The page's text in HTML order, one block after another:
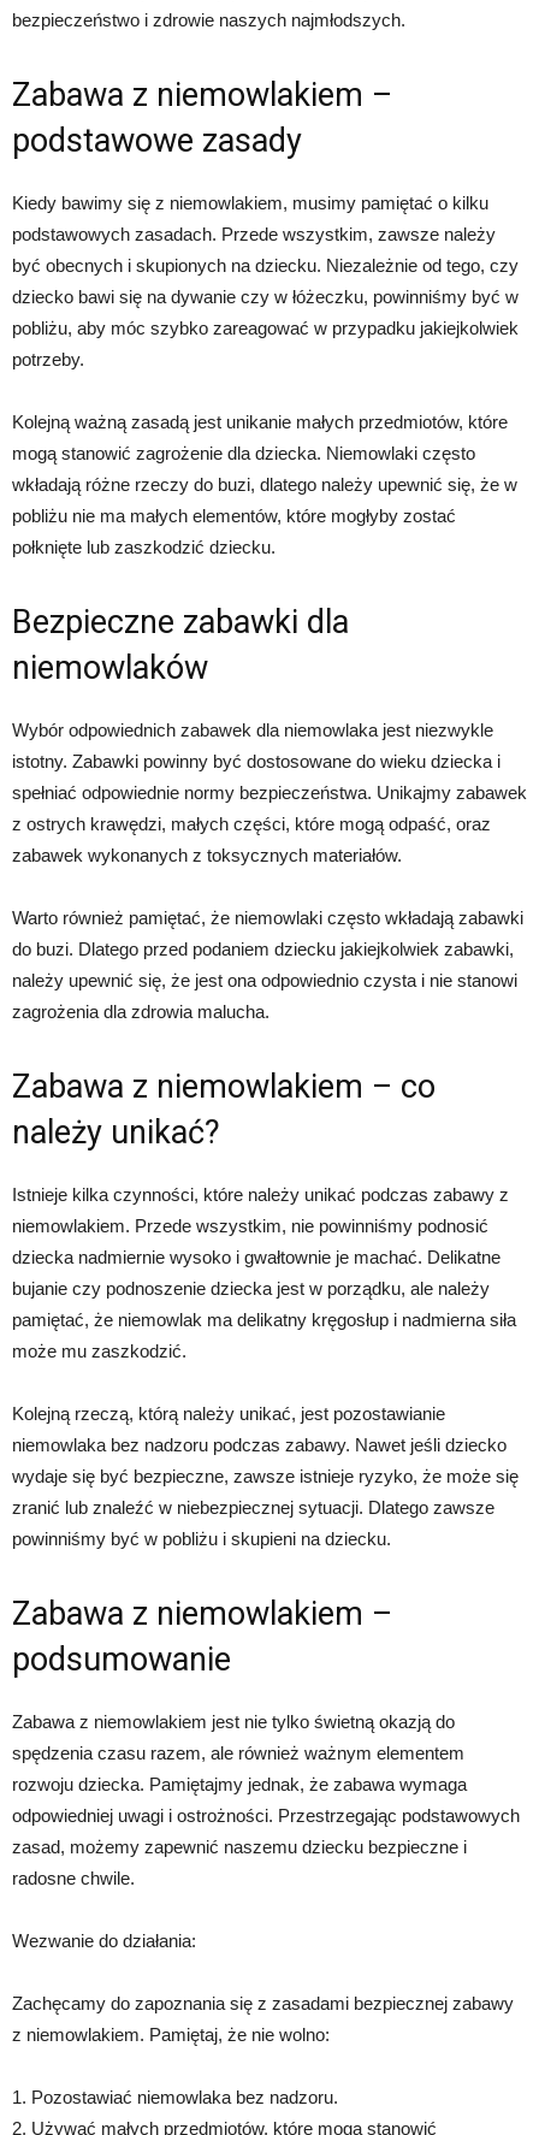
bezpieczeństwo i zdrowie naszych najmłodszych.
Zabawa z niemowlakiem –
podstawowe zasady
Kiedy bawimy się z niemowlakiem, musimy pamiętać o kilku
podstawowych zasadach. Przede wszystkim, zawsze należy
być obecnych i skupionych na dziecku. Niezależnie od tego, czy
dziecko bawi się na dywanie czy w łóżeczku, powinniśmy być w
pobliżu, aby móc szybko zareagować w przypadku jakiejkolwiek
potrzeby.
Kolejną ważną zasadą jest unikanie małych przedmiotów, które
mogą stanowić zagrożenie dla dziecka. Niemowlaki często
wkładają różne rzeczy do buzi, dlatego należy upewnić się, że w
pobliżu nie ma małych elementów, które mogłyby zostać
połknięte lub zaszkodzić dziecku.
Bezpieczne zabawki dla
niemowlaków
Wybór odpowiednich zabawek dla niemowlaka jest niezwykle
istotny. Zabawki powinny być dostosowane do wieku dziecka i
spełniać odpowiednie normy bezpieczeństwa. Unikajmy zabawek
z ostrych krawędzi, małych części, które mogą odpaść, oraz
zabawek wykonanych z toksycznych materiałów.
Warto również pamiętać, że niemowlaki często wkładają zabawki
do buzi. Dlatego przed podaniem dziecku jakiejkolwiek zabawki,
należy upewnić się, że jest ona odpowiednio czysta i nie stanowi
zagrożenia dla zdrowia malucha.
Zabawa z niemowlakiem – co
należy unikać?
Istnieje kilka czynności, które należy unikać podczas zabawy z
niemowlakiem. Przede wszystkim, nie powinniśmy podnosić
dziecka nadmiernie wysoko i gwałtownie je machać. Delikatne
bujanie czy podnoszenie dziecka jest w porządku, ale należy
pamiętać, że niemowlak ma delikatny kręgosłup i nadmierna siła
może mu zaszkodzić.
Kolejną rzeczą, którą należy unikać, jest pozostawianie
niemowlaka bez nadzoru podczas zabawy. Nawet jeśli dziecko
wydaje się być bezpieczne, zawsze istnieje ryzyko, że może się
zranić lub znaleźć w niebezpiecznej sytuacji. Dlatego zawsze
powinniśmy być w pobliżu i skupieni na dziecku.
Zabawa z niemowlakiem –
podsumowanie
Zabawa z niemowlakiem jest nie tylko świetną okazją do
spędzenia czasu razem, ale również ważnym elementem
rozwoju dziecka. Pamiętajmy jednak, że zabawa wymaga
odpowiedniej uwagi i ostrożności. Przestrzegając podstawowych
zasad, możemy zapewnić naszemu dziecku bezpieczne i
radosne chwile.
Wezwanie do działania:
Zachęcamy do zapoznania się z zasadami bezpiecznej zabawy
z niemowlakiem. Pamiętaj, że nie wolno:
1. Pozostawiać niemowlaka bez nadzoru.
2. Używać małych przedmiotów, które mogą stanowić